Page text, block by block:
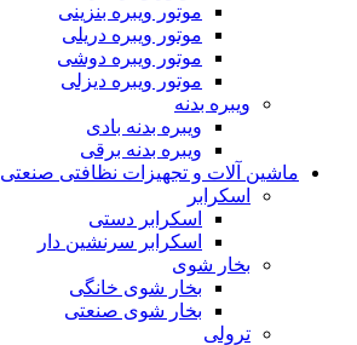
موتور ویبره بنزینی
موتور ویبره دریلی
موتور ویبره دوشی
موتور ویبره دیزلی
ویبره بدنه
ویبره بدنه بادی
ویبره بدنه برقی
ماشین آلات و تجهیزات نظافتی صنعتی
اسکرابر
اسکرابر دستی
اسکرابر سرنشین دار
بخار شوی
بخار شوی خانگی
بخار شوی صنعتی
ترولی